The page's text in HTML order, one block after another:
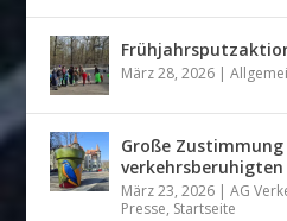
März 28, 2026 |
Große
März 23, 2026 |AG
Presse, Startseite